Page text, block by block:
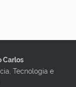
Carlos
Tecnologia e